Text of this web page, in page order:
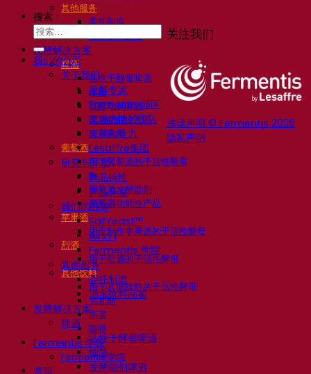
其他服务
委托制造
酒水饮料品鉴
发酵解决方案
啤酒
活性干酵母啤酒
细菌
发酵助剂啤酒
啤酒功能性产品
啤酒风格
葡萄酒
用于葡萄酒的干活性酵母
酶
葡萄酒发酵助剂
葡萄酒功能性产品
苹果酒
用于制作苹果酒的干活性酵母
烈酒
用于烈酒的干活性酵母
其他饮料
用于其他饮料的干活性酵母
克瓦斯
高粱
咖啡
Fermentis 学院
Fermentis 学院
资源
关注我们
法律声明 © Fermentis 2026
隐私声明
搜索：
我们的公司
关于我们
发酵专家
Fermentis 园区
充满热情的团队
支持创造力
Lesaffre集团
研究与开发
产品特性
产品开发
我们的品牌
SafYeast™
All In 1
Fermentis 学院
其他服务
委托制造
酒水饮料品鉴
发酵解决方案
啤酒
活性干酵母啤酒
细菌
发酵助剂啤酒